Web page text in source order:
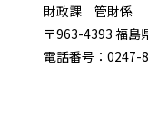
財政課 管財係
〒963-4393 福島
電話番号：